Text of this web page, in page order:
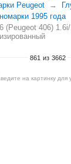
Peugeot
1995 года
(Peugeot 406)
861 из 3662
на картинку для